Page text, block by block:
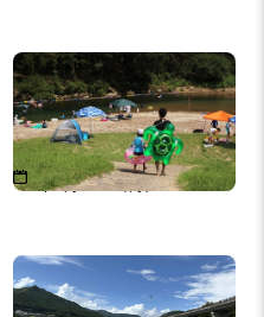
高田第１・第２自然プー
ル
2026年7月15日（水）～2026
年8月31日（月）
復興のひまわり